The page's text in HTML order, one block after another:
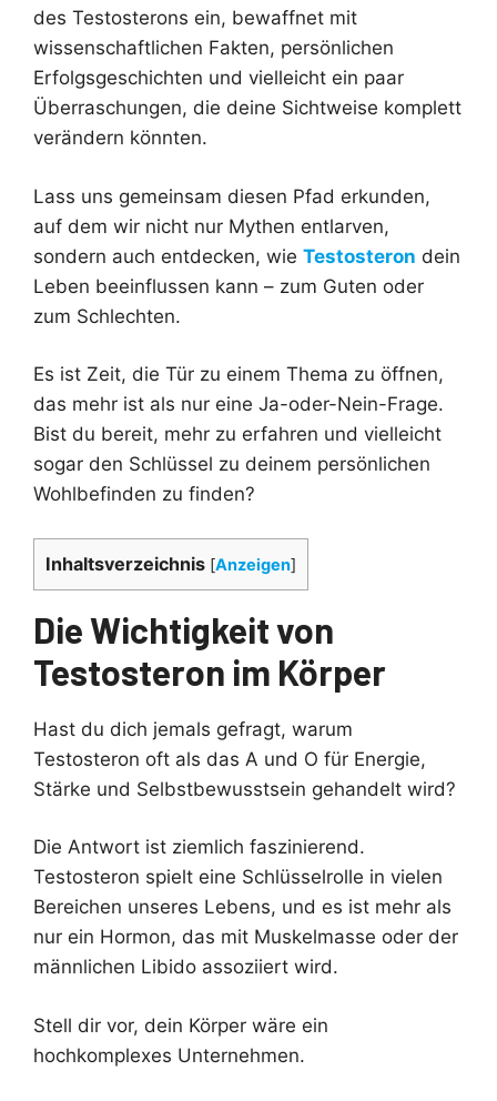
des Testosterons ein, bewaffnet mit
wissenschaftlichen Fakten, persönlichen
Erfolgsgeschichten und vielleicht ein paar
Überraschungen, die deine Sichtweise komplett
verändern könnten.
Lass uns gemeinsam diesen Pfad erkunden,
auf dem wir nicht nur Mythen entlarven,
sondern auch entdecken, wie Testosteron dein
Leben beeinflussen kann – zum Guten oder
zum Schlechten.
Es ist Zeit, die Tür zu einem Thema zu öffnen,
das mehr ist als nur eine Ja-oder-Nein-Frage.
Bist du bereit, mehr zu erfahren und vielleicht
sogar den Schlüssel zu deinem persönlichen
Wohlbefinden zu finden?
Inhaltsverzeichnis [Anzeigen]
Die Wichtigkeit von
Testosteron im Körper
Hast du dich jemals gefragt, warum
Testosteron oft als das A und O für Energie,
Stärke und Selbstbewusstsein gehandelt wird?
Die Antwort ist ziemlich faszinierend.
Testosteron spielt eine Schlüsselrolle in vielen
Bereichen unseres Lebens, und es ist mehr als
nur ein Hormon, das mit Muskelmasse oder der
männlichen Libido assoziiert wird.
Stell dir vor, dein Körper wäre ein
hochkomplexes Unternehmen.